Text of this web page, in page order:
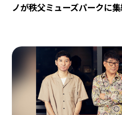
ノが秩父ミューズパークに